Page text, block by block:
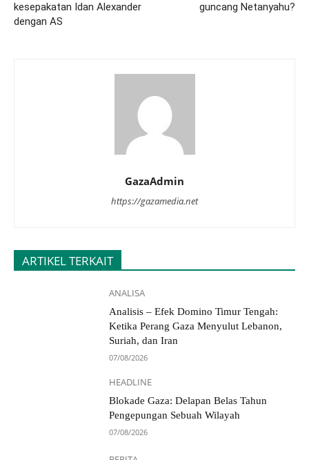
kesepakatan Idan Alexander
dengan AS
guncang Netanyahu?
GazaAdmin
https://gazamedia.net
ARTIKEL TERKAIT
ANALISA
Analisis – Efek Domino Timur Tengah:
Ketika Perang Gaza Menyulut Lebanon,
Suriah, dan Iran
07/08/2026
HEADLINE
Blokade Gaza: Delapan Belas Tahun
Pengepungan Sebuah Wilayah
07/08/2026